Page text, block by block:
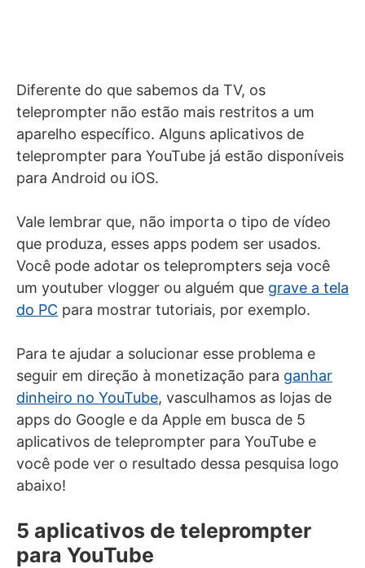
Diferente do que sabemos da TV, os
teleprompter não estão mais restritos a um
aparelho específico. Alguns aplicativos de
teleprompter para YouTube já estão disponíveis
para Android ou iOS.
Vale lembrar que, não importa o tipo de vídeo
que produza, esses apps podem ser usados.
Você pode adotar os teleprompters seja você
um youtuber vlogger ou alguém que grave a tela
do PC para mostrar tutoriais, por exemplo.
Para te ajudar a solucionar esse problema e
seguir em direção à monetização para ganhar
dinheiro no YouTube, vasculhamos as lojas de
apps do Google e da Apple em busca de 5
aplicativos de teleprompter para YouTube e
você pode ver o resultado dessa pesquisa logo
abaixo!
5 aplicativos de teleprompter
para YouTube